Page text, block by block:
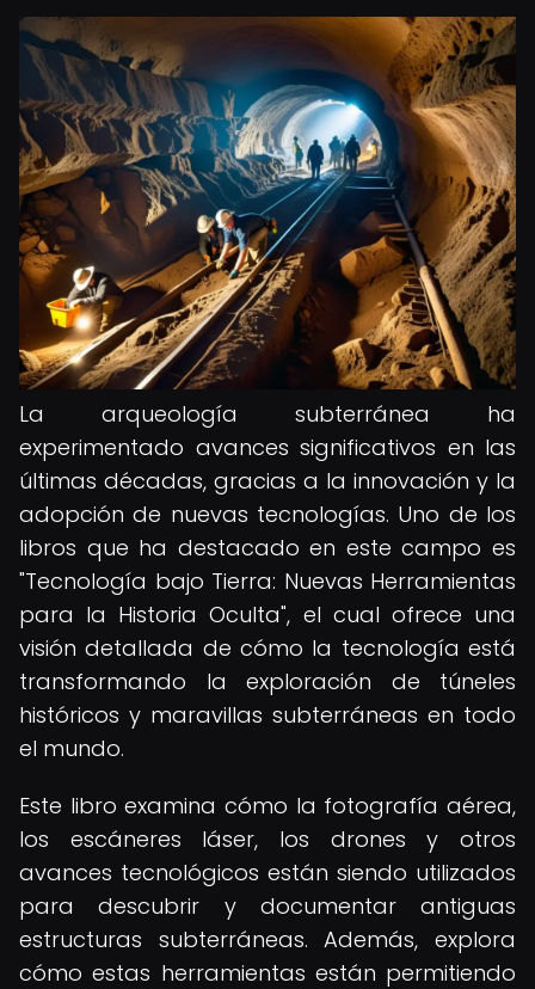
La arqueología subterránea ha
experimentado avances significativos en las
últimas décadas, gracias a la innovación y la
adopción de nuevas tecnologías. Uno de los
libros que ha destacado en este campo es
"Tecnología bajo Tierra: Nuevas Herramientas
para la Historia Oculta", el cual ofrece una
visión detallada de cómo la tecnología está
transformando la exploración de túneles
históricos y maravillas subterráneas en todo
el mundo.
Este libro examina cómo la fotografía aérea,
los escáneres láser, los drones y otros
avances tecnológicos están siendo utilizados
para descubrir y documentar antiguas
estructuras subterráneas. Además, explora
cómo estas herramientas están permitiendo